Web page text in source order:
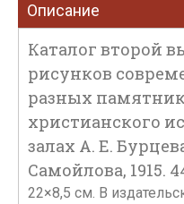
Описание
Каталог второй
рисунков
разных
христианского
залах А. Е.
Самойлова, 1915.
22×8,5 см. В